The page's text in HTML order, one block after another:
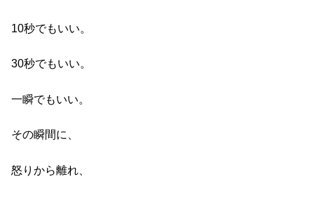
10秒でもいい。
30秒でもいい。
一瞬でもいい。
その瞬間に、
怒りから離れ、